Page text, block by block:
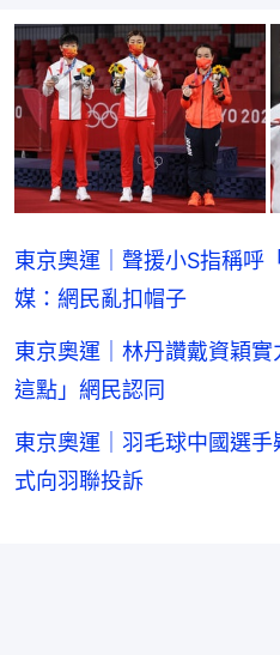
東京奧運｜聲援小S指稱
媒：網民亂扣帽子
東京奧運｜林丹讚戴資穎
這點」網民認同
東京奧運｜羽毛球中國選
式向羽聯投訴